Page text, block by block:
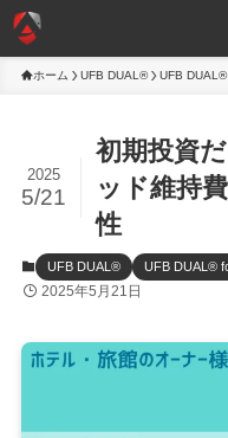
ホーム UFB DUAL® UFB
初期投資
ッド維持
性
2025
5/21
UFB DUAL® UFB DUAL®
2025年5月21日